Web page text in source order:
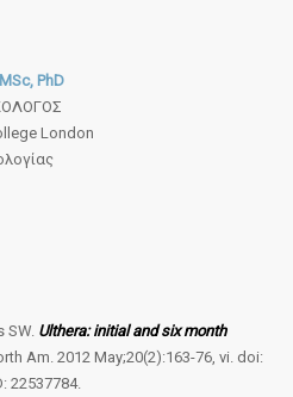
PhD
London
SW. Ulthera: initial and six month
Am. 2012 May;20(2):163-76, vi. doi:
22537784.